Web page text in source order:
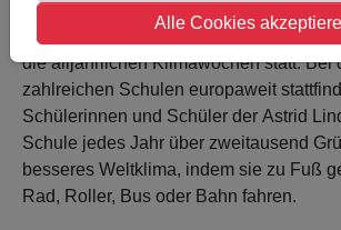
momentan finden an der Astrid Lindgren
die alljährlichen Klimawochen statt. Bei
zahlreichen Schulen europaweit
Schülerinnen und Schüler der Astrid
Schule jedes Jahr über zweitausend
besseres Weltklima, indem sie zu Fuß
Rad, Roller, Bus oder Bahn fahren.
Alle Cookies